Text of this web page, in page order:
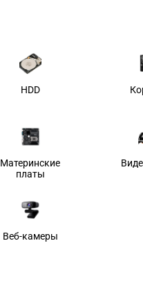
HDD
Материнские
платы
Веб-камеры